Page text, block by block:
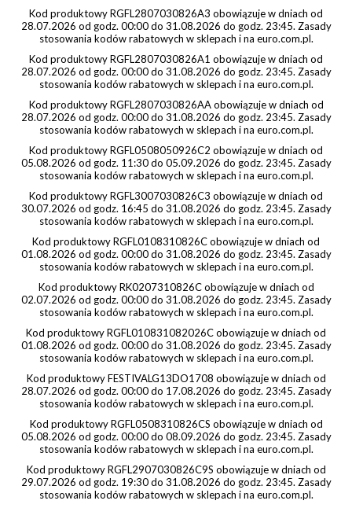
Kod produktowy RGFL2807030826A3 obowiązuje w dniach od
28.07.2026 od godz. 00:00 do 31.08.2026 do godz. 23:45. Zasady
stosowania kodów rabatowych w sklepach i na euro.com.pl.
Kod produktowy RGFL2807030826A1 obowiązuje w dniach od
28.07.2026 od godz. 00:00 do 31.08.2026 do godz. 23:45. Zasady
stosowania kodów rabatowych w sklepach i na euro.com.pl.
Kod produktowy RGFL2807030826AA obowiązuje w dniach od
28.07.2026 od godz. 00:00 do 31.08.2026 do godz. 23:45. Zasady
stosowania kodów rabatowych w sklepach i na euro.com.pl.
Kod produktowy RGFL0508050926C2 obowiązuje w dniach od
05.08.2026 od godz. 11:30 do 05.09.2026 do godz. 23:45. Zasady
stosowania kodów rabatowych w sklepach i na euro.com.pl.
Kod produktowy RGFL3007030826C3 obowiązuje w dniach od
30.07.2026 od godz. 16:45 do 31.08.2026 do godz. 23:45. Zasady
stosowania kodów rabatowych w sklepach i na euro.com.pl.
Kod produktowy RGFL0108310826C obowiązuje w dniach od
01.08.2026 od godz. 00:00 do 31.08.2026 do godz. 23:45. Zasady
stosowania kodów rabatowych w sklepach i na euro.com.pl.
Kod produktowy RK0207310826C obowiązuje w dniach od
02.07.2026 od godz. 00:00 do 31.08.2026 do godz. 23:45. Zasady
stosowania kodów rabatowych w sklepach i na euro.com.pl.
Kod produktowy RGFL010831082026C obowiązuje w dniach od
01.08.2026 od godz. 00:00 do 31.08.2026 do godz. 23:45. Zasady
stosowania kodów rabatowych w sklepach i na euro.com.pl.
Kod produktowy FESTIVALG13DO1708 obowiązuje w dniach od
28.07.2026 od godz. 00:00 do 17.08.2026 do godz. 23:45. Zasady
stosowania kodów rabatowych w sklepach i na euro.com.pl.
Kod produktowy RGFL0508310826CS obowiązuje w dniach od
05.08.2026 od godz. 00:00 do 08.09.2026 do godz. 23:45. Zasady
stosowania kodów rabatowych w sklepach i na euro.com.pl.
Kod produktowy RGFL2907030826C9S obowiązuje w dniach od
29.07.2026 od godz. 19:30 do 31.08.2026 do godz. 23:45. Zasady
stosowania kodów rabatowych w sklepach i na euro.com.pl.